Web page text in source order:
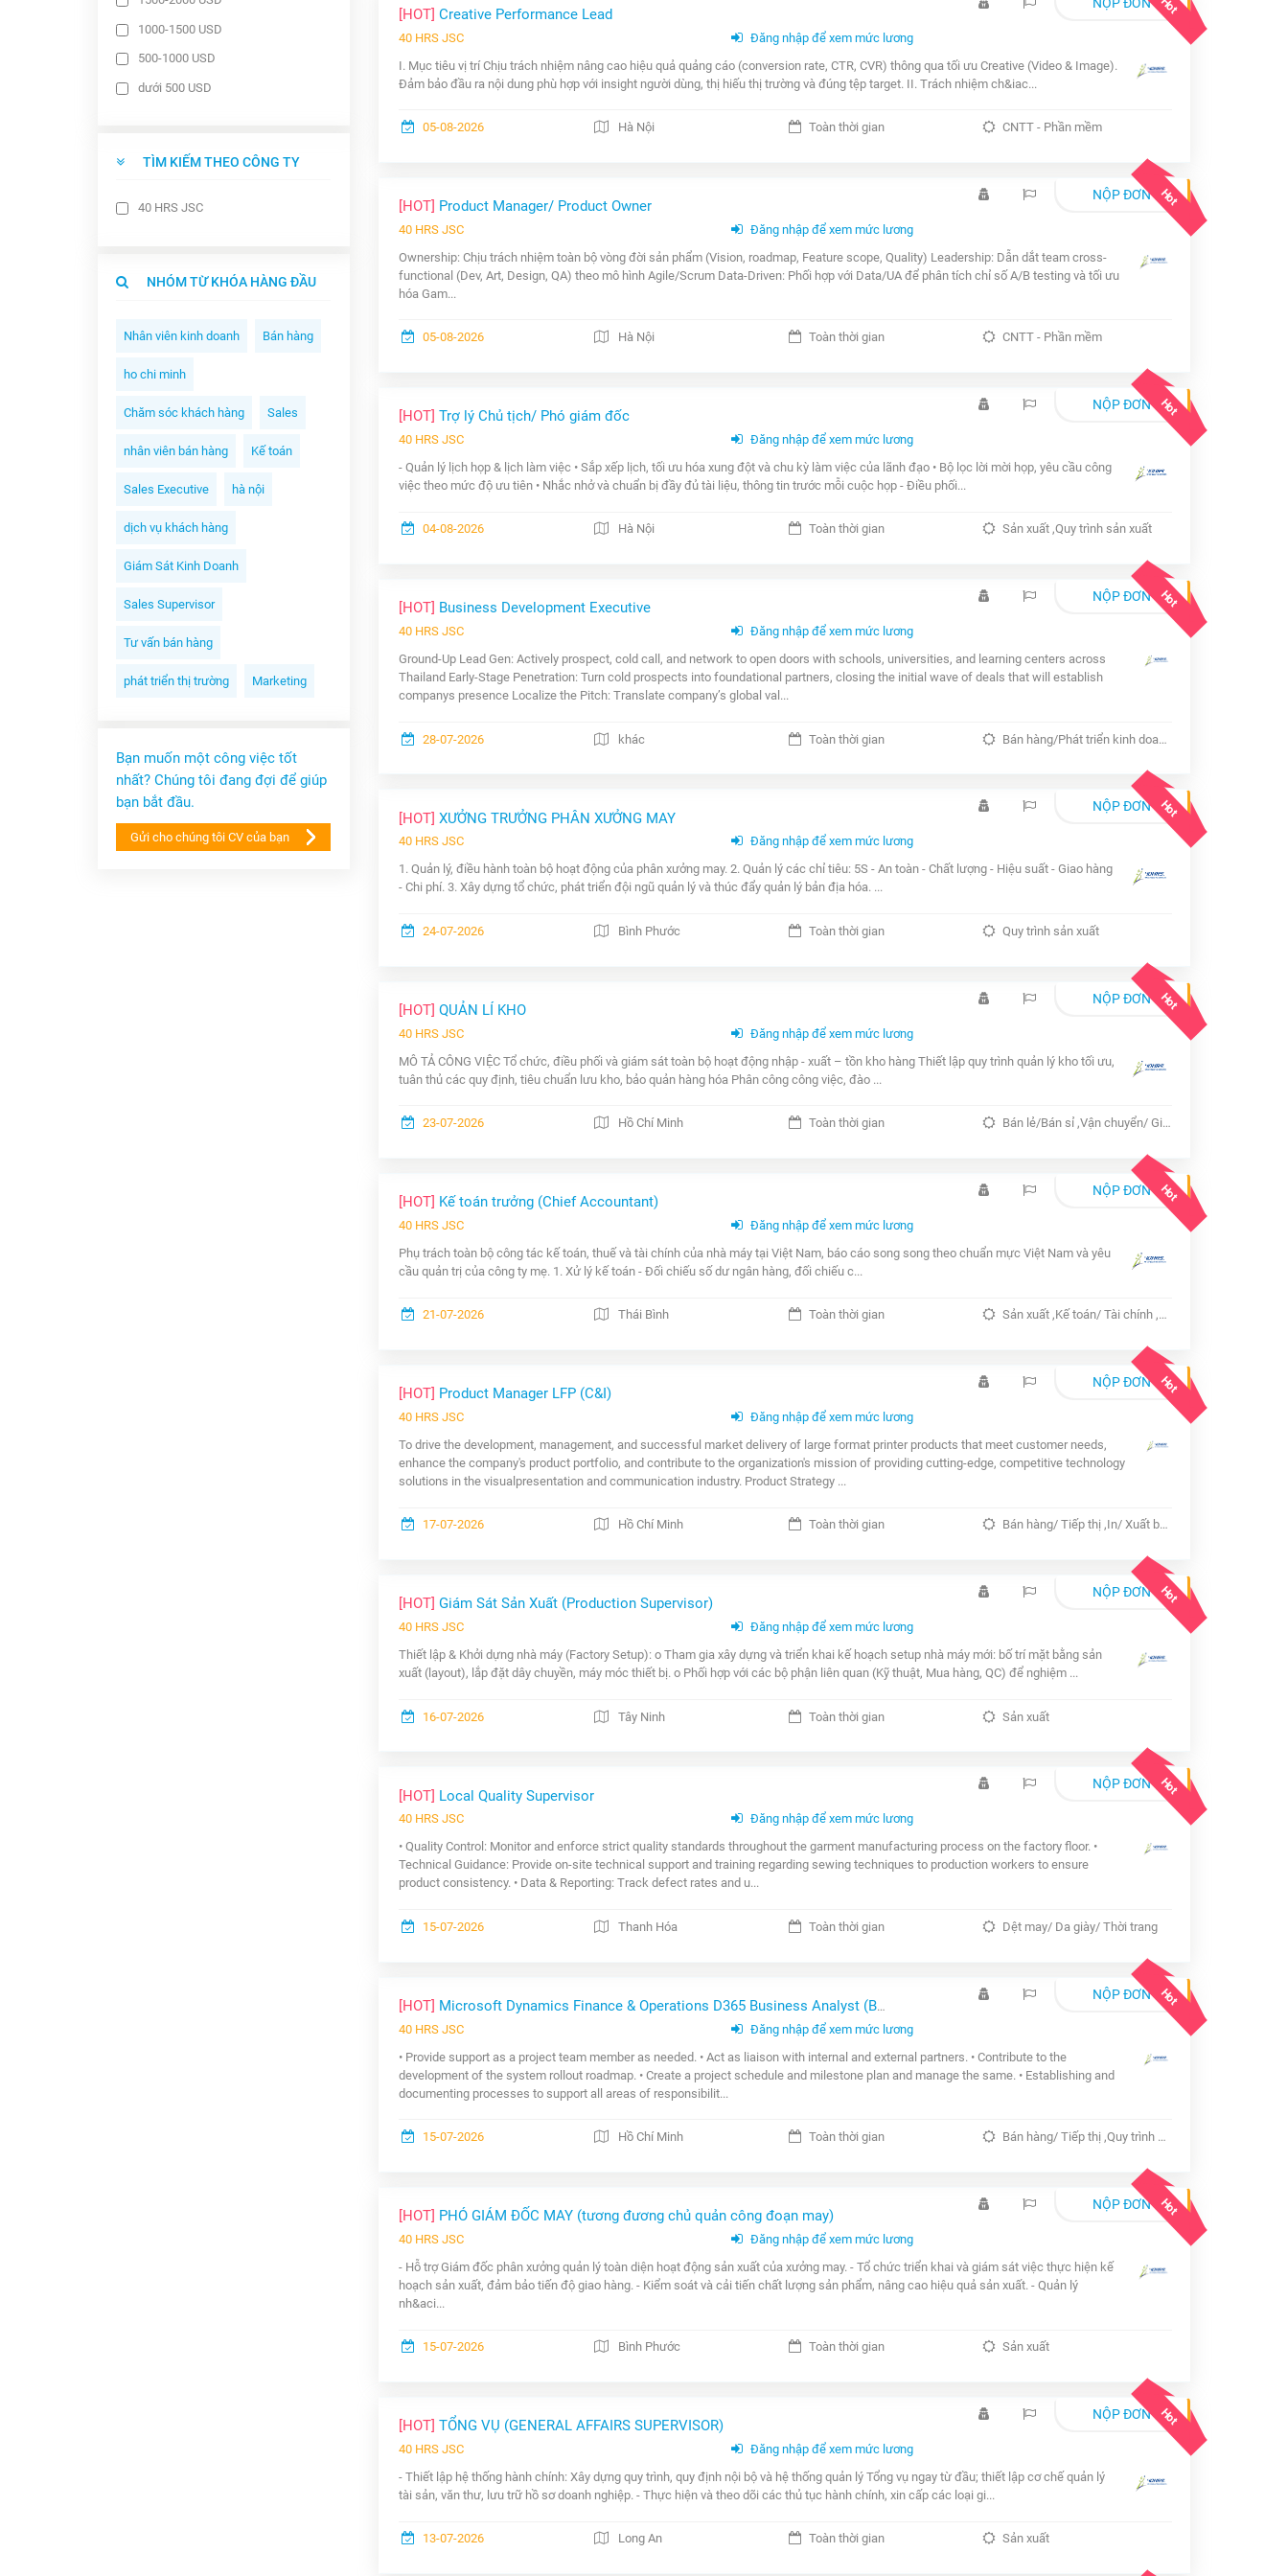
Kế toán/ Kiểm toán/ Thuế
1000-1500 USD
500-1000 USD
dưới 500 USD
TÌM KIẾM THEO CÔNG TY
40 HRS JSC
NHÓM TỪ KHÓA HÀNG ĐẦU
Nhân viên kinh doanh Bán hàng
ho chi minh
Chăm sóc khách hàng Sales
nhân viên bán hàng Kế toán
Sales Executive hà nội
dịch vụ khách hàng
Giám Sát Kinh Doanh
Sales Supervisor
Tư vấn bán hàng
phát triển thị trường Marketing
Bạn muốn một công việc tốt
nhất? Chúng tôi đang đợi để giúp
bạn bắt đầu.
Gửi cho chúng tôi CV của bạn
[HOT] Creative Performance Lead Hot
40 HRS JSC
Đăng nhập để xem mức lương
I. Mục tiêu vị trí Chịu trách nhiệm nâng cao hiệu quả quảng cáo (conversion rate, CTR, CVR) thông qua tối ưu Creative (Video & Image).
Đảm bảo đầu ra nội dung phù hợp với insight người dùng, thị hiếu thị trường và đúng tệp target. II. Trách nhiệm ch&iac...
05-08-2026 Hà Nội Toàn thời gian CNTT - Phần mềm
[HOT] Product Manager/ Product Owner Hot
NỘP ĐƠN
40 HRS JSC
Đăng nhập để xem mức lương
Ownership: Chịu trách nhiệm toàn bộ vòng đời sản phẩm (Vision, roadmap, Feature scope, Quality) Leadership: Dẫn dắt team cross-
functional (Dev, Art, Design, QA) theo mô hình Agile/Scrum Data-Driven: Phối hợp với Data/UA để phân tích chỉ số A/B testing và tối ưu
hóa Gam...
05-08-2026 Hà Nội Toàn thời gian CNTT - Phần mềm
[HOT] Trợ lý Chủ tịch/ Phó giám đốc Hot
NỘP ĐƠN
40 HRS JSC
Đăng nhập để xem mức lương
- Quản lý lịch họp & lịch làm việc • Sắp xếp lịch, tối ưu hóa xung đột và chu kỳ làm việc của lãnh đạo • Bộ lọc lời mời họp, yêu cầu công
việc theo mức độ ưu tiên • Nhắc nhở và chuẩn bị đầy đủ tài liệu, thông tin trước mỗi cuộc họp - Điều phối...
04-08-2026 Hà Nội Toàn thời gian Sản xuất ,Quy trình sản xuất
[HOT] Business Development Executive Hot
NỘP ĐƠN
40 HRS JSC
Đăng nhập để xem mức lương
Ground-Up Lead Gen: Actively prospect, cold call, and network to open doors with schools, universities, and learning centers across
Thailand Early-Stage Penetration: Turn cold prospects into foundational partners, closing the initial wave of deals that will establish
companys presence Localize the Pitch: Translate company’s global val...
28-07-2026 khác Toàn thời gian Bán hàng/Phát triển kinh doanh
[HOT] XƯỞNG TRƯỞNG PHÂN XƯỞNG MAY Hot
NỘP ĐƠN
40 HRS JSC
Đăng nhập để xem mức lương
1. Quản lý, điều hành toàn bộ hoạt động của phân xưởng may. 2. Quản lý các chỉ tiêu: 5S - An toàn - Chất lượng - Hiệu suất - Giao hàng
- Chi phí. 3. Xây dựng tổ chức, phát triển đội ngũ quản lý và thúc đẩy quản lý bản địa hóa. ...
24-07-2026 Bình Phước Toàn thời gian Quy trình sản xuất
[HOT] QUẢN LÍ KHO Hot
NỘP ĐƠN
40 HRS JSC
Đăng nhập để xem mức lương
MÔ TẢ CÔNG VIỆC Tổ chức, điều phối và giám sát toàn bộ hoạt động nhập - xuất – tồn kho hàng Thiết lập quy trình quản lý kho tối ưu,
tuân thủ các quy định, tiêu chuẩn lưu kho, bảo quản hàng hóa Phân công công việc, đào ...
23-07-2026 Hồ Chí Minh Toàn thời gian Bán lẻ/Bán sỉ ,Vận chuyển/ Giao nhận/ Kho ,Vận chuyển/ Giao nhận/ Kho
[HOT] Kế toán trưởng (Chief Accountant) Hot
NỘP ĐƠN
40 HRS JSC
Đăng nhập để xem mức lương
Phụ trách toàn bộ công tác kế toán, thuế và tài chính của nhà máy tại Việt Nam, báo cáo song song theo chuẩn mực Việt Nam và yêu
cầu quản trị của công ty mẹ. 1. Xử lý kế toán - Đối chiếu số dư ngân hàng, đối chiếu c...
21-07-2026 Thái Bình Toàn thời gian Sản xuất ,Kế toán/ Tài chính ,Kế toán/ Kiểm toán/ Thuế
[HOT] Product Manager LFP (C&I) Hot
NỘP ĐƠN
40 HRS JSC
Đăng nhập để xem mức lương
To drive the development, management, and successful market delivery of large format printer products that meet customer needs,
enhance the company's product portfolio, and contribute to the organization's mission of providing cutting-edge, competitive technology
solutions in the visualpresentation and communication industry. Product Strategy ...
17-07-2026 Hồ Chí Minh Toàn thời gian Bán hàng/ Tiếp thị ,In/ Xuất bản
[HOT] Giám Sát Sản Xuất (Production Supervisor) Hot
NỘP ĐƠN
40 HRS JSC
Đăng nhập để xem mức lương
Thiết lập & Khởi dựng nhà máy (Factory Setup): o Tham gia xây dựng và triển khai kế hoạch setup nhà máy mới: bố trí mặt bằng sản
xuất (layout), lắp đặt dây chuyền, máy móc thiết bị. o Phối hợp với các bộ phận liên quan (Kỹ thuật, Mua hàng, QC) để nghiệm ...
16-07-2026 Tây Ninh Toàn thời gian Sản xuất
[HOT] Local Quality Supervisor Hot
NỘP ĐƠN
40 HRS JSC
Đăng nhập để xem mức lương
• Quality Control: Monitor and enforce strict quality standards throughout the garment manufacturing process on the factory floor. •
Technical Guidance: Provide on-site technical support and training regarding sewing techniques to production workers to ensure
product consistency. • Data & Reporting: Track defect rates and u...
15-07-2026 Thanh Hóa Toàn thời gian Dệt may/ Da giày/ Thời trang
[HOT] Microsoft Dynamics Finance & Operations D365 Business Analyst (BA) Hot
NỘP ĐƠN
40 HRS JSC
Đăng nhập để xem mức lương
• Provide support as a project team member as needed. • Act as liaison with internal and external partners. • Contribute to the
development of the system rollout roadmap. • Create a project schedule and milestone plan and manage the same. • Establishing and
documenting processes to support all areas of responsibilit...
15-07-2026 Hồ Chí Minh Toàn thời gian Bán hàng/ Tiếp thị ,Quy trình sản xuất ,Vận chuyển/ Giao nhận/ Kho
[HOT] PHÓ GIÁM ĐỐC MAY (tương đương chủ quản công đoạn may) Hot
NỘP ĐƠN
40 HRS JSC
Đăng nhập để xem mức lương
- Hỗ trợ Giám đốc phân xưởng quản lý toàn diện hoạt động sản xuất của xưởng may. - Tổ chức triển khai và giám sát việc thực hiện kế
hoạch sản xuất, đảm bảo tiến độ giao hàng. - Kiểm soát và cải tiến chất lượng sản phẩm, nâng cao hiệu quả sản xuất. - Quản lý
nh&aci...
15-07-2026 Bình Phước Toàn thời gian Sản xuất
[HOT] TỔNG VỤ (GENERAL AFFAIRS SUPERVISOR) Hot
NỘP ĐƠN
40 HRS JSC
Đăng nhập để xem mức lương
- Thiết lập hệ thống hành chính: Xây dựng quy trình, quy định nội bộ và hệ thống quản lý Tổng vụ ngay từ đầu; thiết lập cơ chế quản lý
tài sản, văn thư, lưu trữ hồ sơ doanh nghiệp. - Thực hiện và theo dõi các thủ tục hành chính, xin cấp các loại gi...
13-07-2026 Long An Toàn thời gian Sản xuất